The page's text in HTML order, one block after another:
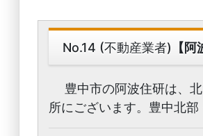
No.14 (不動産業者) 【阿
豊中市の阿波住研は、
所にございます。豊中北